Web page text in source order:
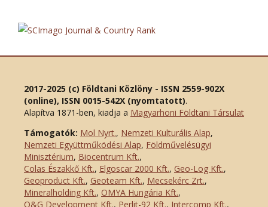
2017-2025 (c) Földtani Közlöny - ISSN 2559-902X
(online), ISSN 0015-542X (nyomtatott).
Alapítva 1871-ben, kiadja a Magyarhoni Földtani Társulat
Támogatók: Mol Nyrt., Nemzeti Kulturális Alap,
Nemzeti Együttműködési Alap, Földművelésügyi
Minisztérium, Biocentrum Kft.,
Colas Északkő Kft., Elgoscar 2000 Kft., Geo-Log Kft.,
Geoproduct Kft., Geoteam Kft., Mecsekérc Zrt.,
Mineralholding Kft., OMYA Hungária Kft.,
O&G Development Kft., Perlit-92 Kft., Intercomp Kft.,